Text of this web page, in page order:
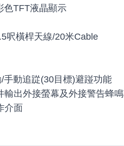
色TFT液晶顯示
呎橫桿天線/20米Cable
手動追踨(30目標)避踫功能
輸出外接螢幕及外接警告蜂
介面